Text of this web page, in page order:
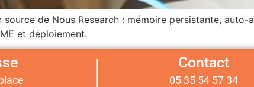
source de Nous Research : mémoire persistante,
et déploiement.
Contact
05 35 54 57 34